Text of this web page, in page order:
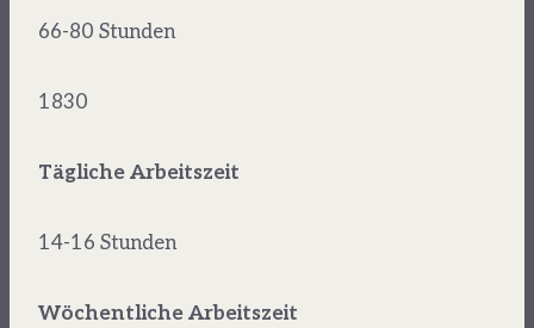
66-80 Stunden
1830
Tägliche Arbeitszeit
14-16 Stunden
Wöchentliche Arbeitszeit